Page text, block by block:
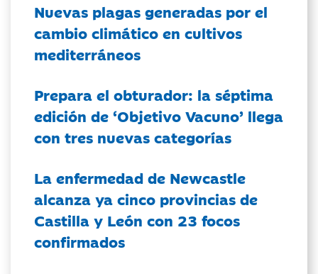
Nuevas plagas generadas por el
cambio climático en cultivos
mediterráneos
Prepara el obturador: la séptima
edición de ‘Objetivo Vacuno’ llega
con tres nuevas categorías
La enfermedad de Newcastle
alcanza ya cinco provincias de
Castilla y León con 23 focos
confirmados